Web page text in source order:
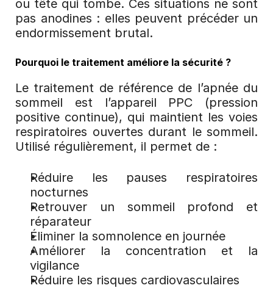
ou tête qui tombe. Ces situations ne sont
pas anodines : elles peuvent précéder un
endormissement brutal.
Pourquoi le traitement améliore la sécurité ?
Le traitement de référence de l’apnée du
sommeil est l’appareil PPC (pression
positive continue), qui maintient les voies
respiratoires ouvertes durant le sommeil.
Utilisé régulièrement, il permet de :
Réduire les pauses respiratoires
nocturnes
Retrouver un sommeil profond et
réparateur
Éliminer la somnolence en journée
Améliorer la concentration et la
vigilance
Réduire les risques cardiovasculaires